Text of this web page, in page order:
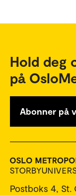
Hold deg
på
Abonner på
Postboks 4, St.